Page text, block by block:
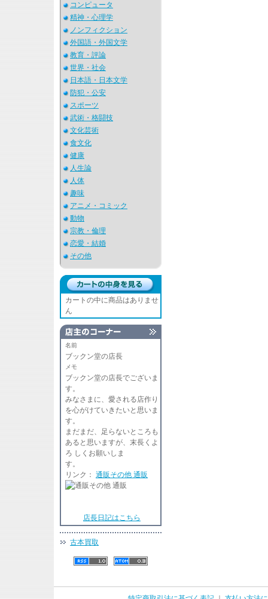
コンピュータ
精神・心理学
ノンフィクション
外国語・外国文学
教育・評論
世界・社会
日本語・日本文学
防犯・公安
スポーツ
武術・格闘技
文化芸術
食文化
健康
人生論
人体
趣味
アニメ・コミック
動物
宗教・倫理
恋愛・結婚
その他
カートの中に商品はありませ
ん
名前
ブックン堂の店長
メモ
ブックン堂の店長でございま
す
みなさまに、愛される店作り
を心がけていきたいと思いま
す。
まだまだ、足らないところも
あると思いますが、末長くよ
ろ しくお願いしま
リンク： 通販その他 通販
店長日記はこちら
古本買取